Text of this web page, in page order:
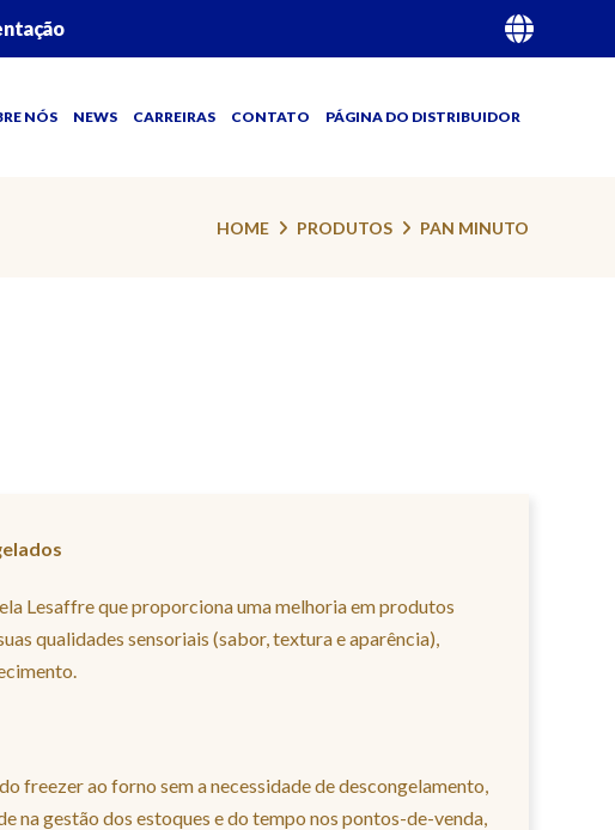
NÓS NEWS CARREIRAS CONTATO PÁGINA DO DISTRIBUIDOR
HOME PRODUTOS PAN MINUTO
Lesaffre que proporciona uma melhoria em produtos
qualidades sensoriais (sabor, textura e aparência),
freezer ao forno sem a necessidade de descongelamento,
na gestão dos estoques e do tempo nos pontos-de-venda,